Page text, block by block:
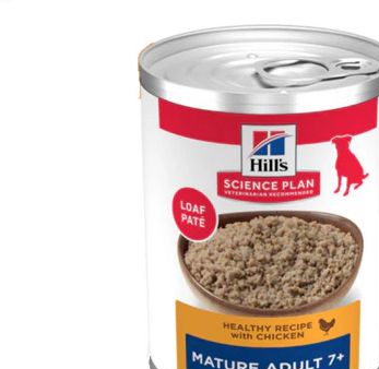
BARF
Tout afficher